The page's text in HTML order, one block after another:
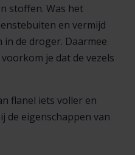
stoffen. Was het
en vermijd
de droger. Daarmee
je dat de vezels
flanel iets voller en
de eigenschappen van